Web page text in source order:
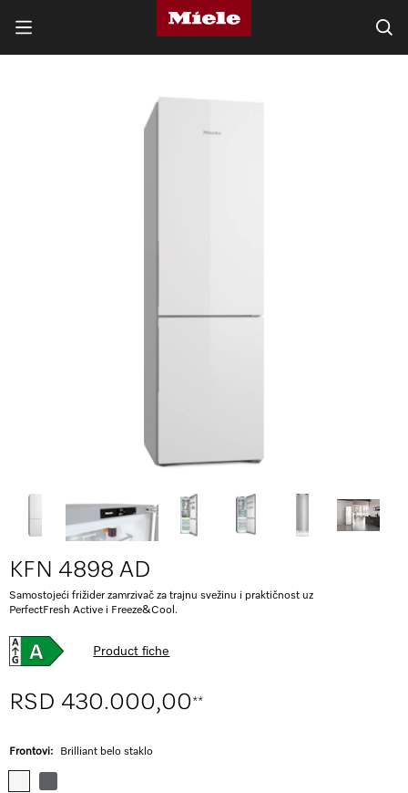
KFN 4898 AD
Samostojeći frižider zamrzivač za trajnu svežinu i praktičnost uz
PerfectFresh Active i Freeze&Cool.
Product fiche
RSD 430.000,00**
Frontovi: Brilliant belo staklo